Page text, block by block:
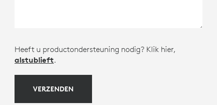
Heeft u productondersteuning nodig? Klik hier,
alstublieft.
VERZENDEN